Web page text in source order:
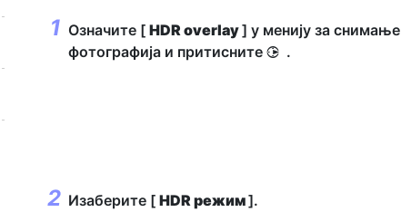
Означите [ HDR overlay] у менију за снимање
фотографија и притисните 2 .
Изаберите [ HDR режим].